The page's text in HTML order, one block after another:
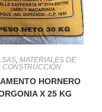
,MATERIALES DE
CONSTRUCCIÓN
HORNERO
X 25 KG